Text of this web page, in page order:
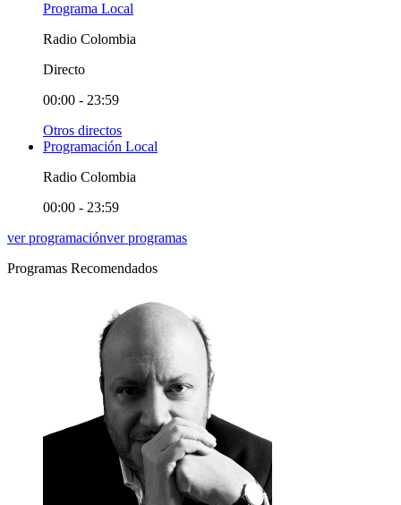
Programa Local
Radio Colombia
Directo
00:00 - 23:59
Otros directos
Programación Local
Radio Colombia
00:00 - 23:59
ver programaciónver programas
Programas Recomendados